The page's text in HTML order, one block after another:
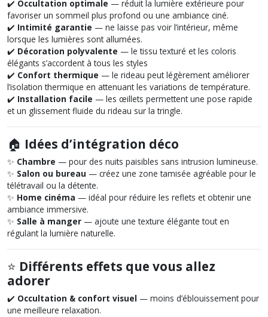
✔️ Occultation optimale — réduit la lumière extérieure pour
favoriser un sommeil plus profond ou une ambiance ciné.
✔️ Intimité garantie — ne laisse pas voir l’intérieur, même
lorsque les lumières sont allumées.
✔️ Décoration polyvalente — le tissu texturé et les coloris
élégants s’accordent à tous les styles
✔️ Confort thermique — le rideau peut légèrement améliorer
l’isolation thermique en attenuant les variations de température.
✔️ Installation facile — les œillets permettent une pose rapide
et un glissement fluide du rideau sur la tringle.
🏠 Idées d’intégration déco
✨ Chambre — pour des nuits paisibles sans intrusion lumineuse.
✨ Salon ou bureau — créez une zone tamisée agréable pour le
télétravail ou la détente.
✨ Home cinéma — idéal pour réduire les reflets et obtenir une
ambiance immersive.
✨ Salle à manger — ajoute une texture élégante tout en
régulant la lumière naturelle.
⭐ Différents effets que vous allez
adorer
✔️ Occultation & confort visuel — moins d’éblouissement pour
une meilleure relaxation.